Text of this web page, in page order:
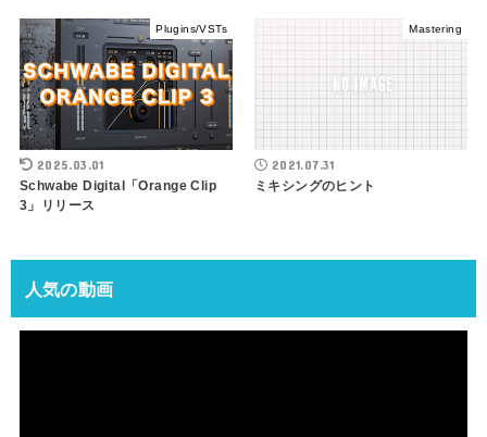
Plugins/VSTs
2025.03.01
Schwabe Digital「Orange Clip
3」リリース
Mastering
2021.07.31
ミキシングのヒント
人気の動画